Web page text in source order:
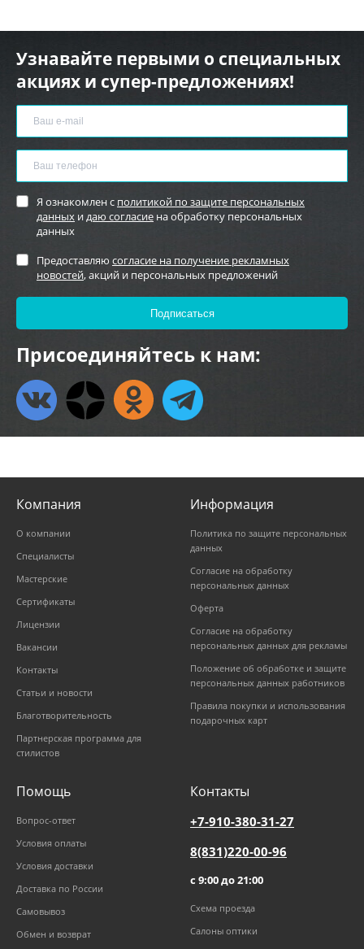
Узнавайте первыми о специальных
акциях и супер-предложениях!
Я ознакомлен с политикой по защите персональных
данных и даю согласие на обработку персональных
данных
Предоставляю согласие на получение рекламных
новостей, акций и персональных предложений
Присоединяйтесь к нам:
Компания
О компании
Специалисты
Мастерские
Сертификаты
Лицензии
Вакансии
Контакты
Статьи и новости
Благотворительность
Партнерская программа для
стилистов
Информация
Политика по защите персональных
данных
Согласие на обработку
персональных данных
Оферта
Согласие на обработку
персональных данных для рекламы
Положение об обработке и защите
персональных данных работников
Правила покупки и использования
подарочных карт
Помощь
Вопрос-ответ
Условия оплаты
Условия доставки
Доставка по России
Самовывоз
Обмен и возврат
Контакты
+7-910-380-31-27
8(831)220-00-96
с 9:00 до 21:00
Схема проезда
Салоны оптики